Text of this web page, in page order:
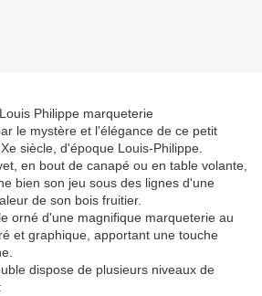
Philippe marqueterie
le mystère et l'élégance de ce petit
siècle, d'époque Louis-Philippe.
en bout de canapé ou en table volante,
bien son jeu sous des lignes d'une
de son bois fruitier.
orné d'une magnifique marqueterie au
et graphique, apportant une touche
dispose de plusieurs niveaux de